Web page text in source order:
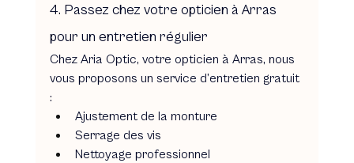
4. Passez chez votre opticien à Arras
pour un entretien régulier
Chez Aria Optic, votre opticien à Arras, nous
vous proposons un service d’entretien gratuit
:
Ajustement de la monture
Serrage des vis
Nettoyage professionnel